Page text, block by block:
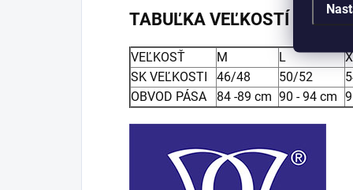
TABUĽKA VEĽKOSTÍ MUŽI
VEĽKOSŤ M L
SK VEĽKOSTI
46/48 50/52
OBVOD PÁSA
84 -89 cm 90 - 94 cm